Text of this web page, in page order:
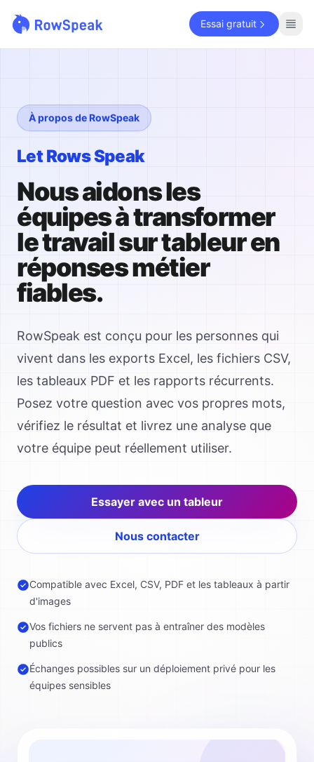
Essai gratuit
À propos de RowSpeak
Let Rows Speak
Nous aidons les
équipes à transformer
le travail sur tableur en
réponses métier
fiables.
RowSpeak est conçu pour les personnes qui
vivent dans les exports Excel, les fichiers CSV,
les tableaux PDF et les rapports récurrents.
Posez votre question avec vos propres mots,
vérifiez le résultat et livrez une analyse que
votre équipe peut réellement utiliser.
Essayer avec un tableur
Nous contacter
Compatible avec Excel, CSV, PDF et les tableaux à partir
d'images
Vos fichiers ne servent pas à entraîner des modèles
publics
Échanges possibles sur un déploiement privé pour les
équipes sensibles